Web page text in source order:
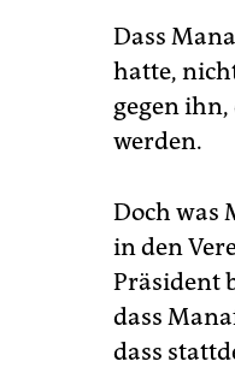
Dass
hatte,
gegen
werden.
Doch was
in den
Präsident
dass
dass